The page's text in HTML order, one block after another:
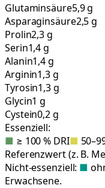
Glutaminsäure5,9 g
Asparaginsäure2,5 g
Prolin2,3 g
Serin1,4 g
Alanin1,4 g
Arginin1,3 g
Tyrosin1,3 g
Glycin1 g
Cystein0,2 g
Essenziell:
■ ≥ 100 % DRI■
Referenzwert (z. B.
Nicht-essenziell: ■
Erwachsene.